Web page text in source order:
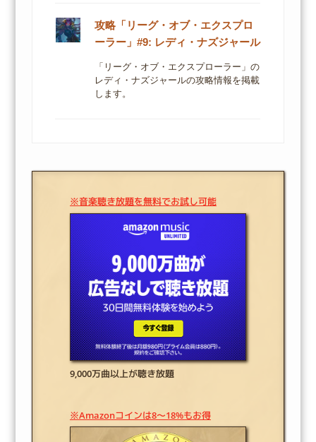
攻略「リーグ・オブ・エクスプロ
ーラー」#9: レディ・ナズジャール
「リーグ・オブ・エクスプローラー」の
レディ・ナズジャールの攻略情報を掲載
します。
※音楽聴き放題を無料でお試し可能
9,000万曲以上が聴き放題
※Amazonコインは8～18%もお得